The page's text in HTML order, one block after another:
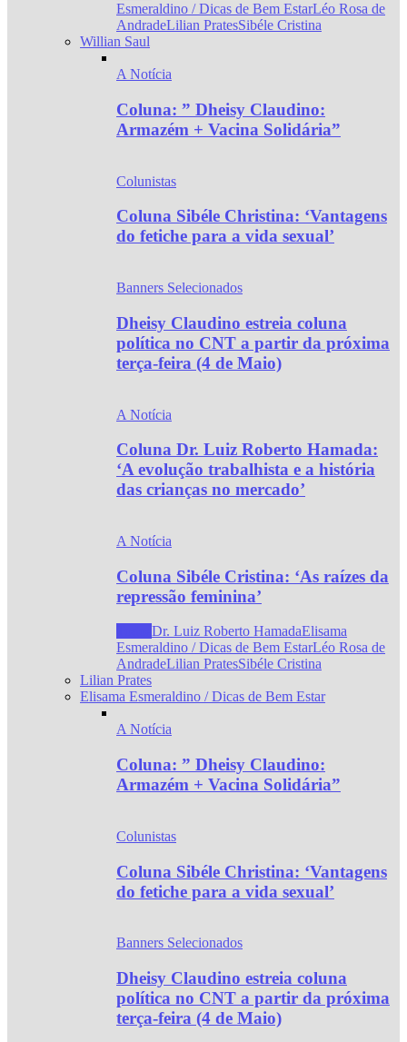
Esmeraldino / Dicas de Bem EstarLéo Rosa de
AndradeLilian PratesSibéle Cristina
Willian Saul
A Notícia
Coluna: ” Dheisy Claudino:
Armazém + Vacina Solidária”
Colunistas
Coluna Sibéle Christina: ‘Vantagens
do fetiche para a vida sexual’
Banners Selecionados
Dheisy Claudino estreia coluna
política no CNT a partir da próxima
terça-feira (4 de Maio)
A Notícia
Coluna Dr. Luiz Roberto Hamada:
‘A evolução trabalhista e a história
das crianças no mercado’
A Notícia
Coluna Sibéle Cristina: ‘As raízes da
repressão feminina’
Dr. Luiz Roberto HamadaElisama
Esmeraldino / Dicas de Bem EstarLéo Rosa de
AndradeLilian PratesSibéle Cristina
Lilian Prates
Elisama Esmeraldino / Dicas de Bem Estar
A Notícia
Coluna: ” Dheisy Claudino:
Armazém + Vacina Solidária”
Colunistas
Coluna Sibéle Christina: ‘Vantagens
do fetiche para a vida sexual’
Banners Selecionados
Dheisy Claudino estreia coluna
política no CNT a partir da próxima
terça-feira (4 de Maio)